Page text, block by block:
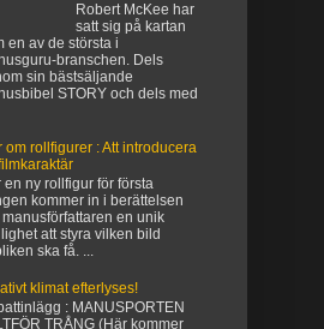
Robert McKee har
satt sig på kartan
en av de största i
branschen. Dels
sin bästsäljande
STORY och dels med
om rollfigurer : Att introducera
en ny rollfigur för första
kommer in i berättelsen
en unik
att styra vilken bild
ska få. ...
klimat efterlyses!
: MANUSPORTEN
TRÅNG (Här kommer